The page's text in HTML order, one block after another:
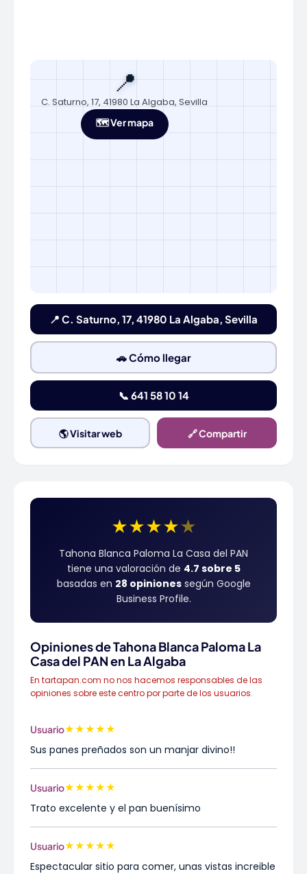
📍
C. Saturno, 17, 41980 La Algaba, Sevilla
🗺️ Ver mapa
📍 C. Saturno, 17, 41980 La Algaba, Sevilla
🚗 Cómo llegar
📞 641 58 10 14
🌎 Visitar web 🔗 Compartir
★★★★★
Tahona Blanca Paloma La Casa del PAN
tiene una valoración de 4.7 sobre 5
basadas en 28 opinionessegún Google
Business Profile.
Opiniones de Tahona Blanca Paloma La
Casa del PAN en La Algaba
En tartapan.com no nos hacemos responsables de las
opiniones sobre este centro por parte de los usuarios.
Usuario★★★★★
Sus panes preñados son un manjar divino!!
Usuario★★★★★
Trato excelente y el pan buenísimo
Usuario★★★★★
Espectacular sitio para comer, unas vistas increible